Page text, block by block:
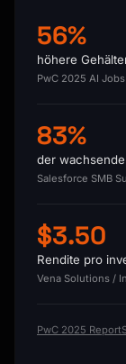
56%
höhere
PwC 2025 AI
83%
der
Salesforce SMB
$3.50
Rendite pro
Vena Solutions /
PwC 2025 Report